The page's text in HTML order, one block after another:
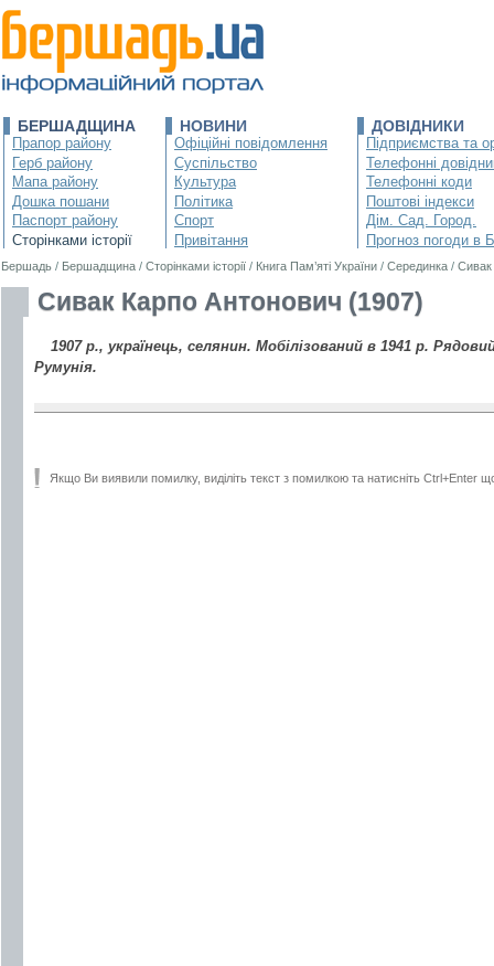
БЕРШАДЩИНА
Прапор району
Герб району
Мапа району
Дошка пошани
Паспорт району
Сторінками історії
НОВИНИ
Офіційні повідомлення
Суспільство
Культура
Політика
Спорт
Привітання
ДОВІДНИКИ
Підприємства та
Телефонні
Телефонні коди
Поштові індекси
Дім. Сад. Город.
Прогноз погоди в
Бершадь / Бершадщина / Сторінками історії / Книга Пам’яті України / Серединка / Сивак
Сивак Карпо Антонович (1907)
1907 р., українець, селянин. Мобілізований в 1941 р.
Румунія.
Якщо Ви виявили помилку, виділіть текст з помилкою та натисніть Ctrl+Enter